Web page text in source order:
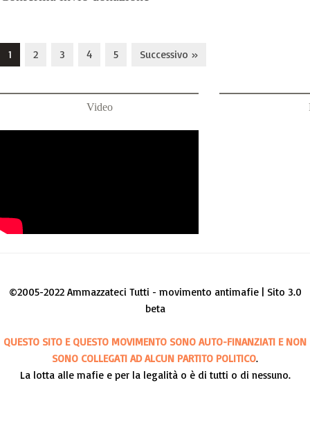
1 2 3 4 5 Successivo »
Video
©2005-2022 Ammazzateci Tutti - movimento antimafie | Sito 3.0
beta
QUESTO SITO E QUESTO MOVIMENTO SONO AUTO-FINANZIATI E NON
SONO COLLEGATI AD ALCUN PARTITO POLITICO.
La lotta alle mafie e per la legalità o è di tutti o di nessuno.